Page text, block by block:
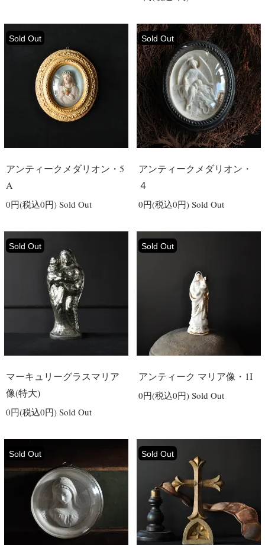
Sold Out
アンティークメダリオン・5
A
0円(税込0円) Sold Out
Sold Out
アンティークメダリオン・
４
0円(税込0円) Sold Out
Sold Out
マーキュリーグラスマリア
像(特大)
0円(税込0円) Sold Out
Sold Out
アンティーク マリア像・1I
0円(税込0円) Sold Out
Sold Out Sold Out